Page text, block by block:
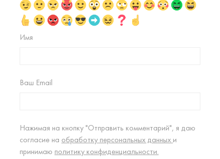
Имя
Ваш Email
Нажимая на кнопку "Отправить комментарий", я даю
согласие на обработку персональных данных и
принимаю политику конфиденциальности.